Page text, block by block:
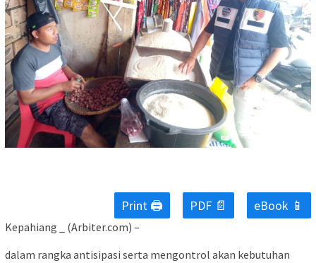
Print 🖨 PDF 📄 eBook 📱
Kepahiang _ (Arbiter.com) –
dalam rangka antisipasi serta mengontrol akan kebutuhan